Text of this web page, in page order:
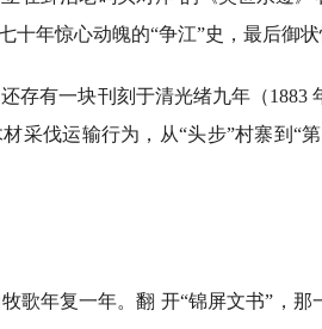
十年惊心动魄的“争江”史，最后御
有一块刊刻于清光绪九年（1883
采伐运输行为，从“头步”村寨到“
年复一年。翻 开“锦屏文书”，那